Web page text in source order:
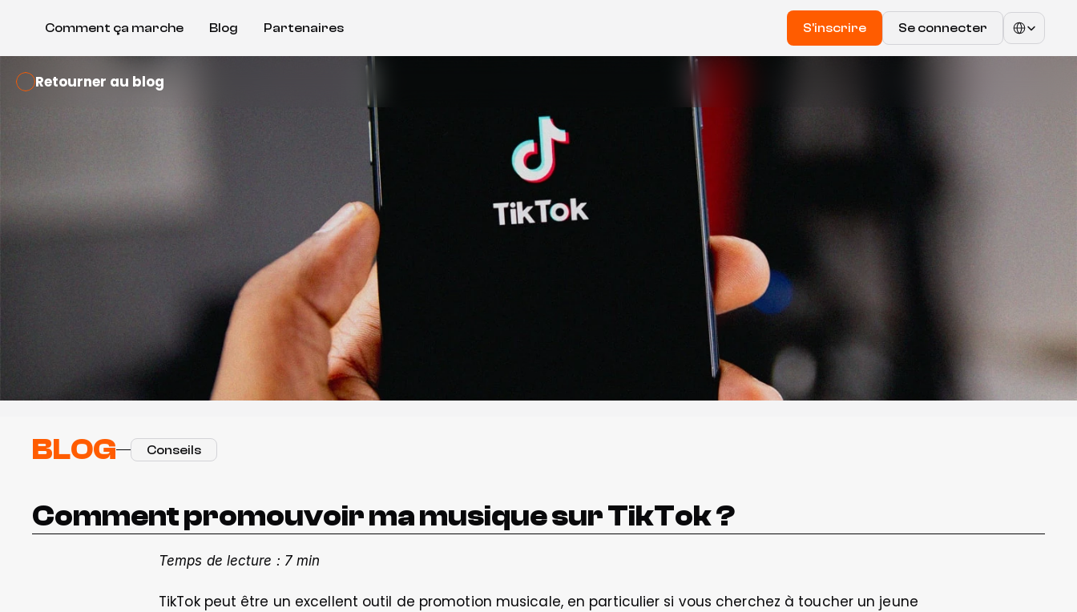
Comment ça marche Blog Partenaires S'inscrire Se connecter
Select Language
Retourner au blog
BLOG Conseils
Comment promouvoir ma musique sur TikTok ?
Temps de lecture : 7 min
TikTok peut être un excellent outil de promotion musicale, en particulier si vous cherchez à toucher un jeune